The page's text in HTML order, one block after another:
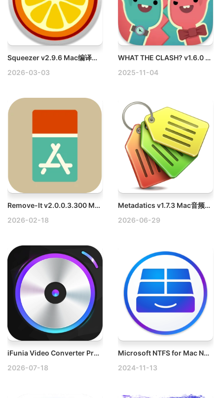
Squeezer v2.9.6 Mac编译和压缩工具破解版
2026-03-03
WHAT THE CLASH? v1.6.0 Mac万物皆可冲突
2025-11-04
Remove-It v2.0.0.3.300 Mac高效的卸载程序
2026-02-18
Metadatics v1.7.3 Mac音频元数据编辑器
2026-06-29
iFunia Video Converter Pro v9.2.0 Mac视频转换工具破解版
2026-07-18
Microsoft NTFS for Mac NTFS管理工具破解版
2024-11-13